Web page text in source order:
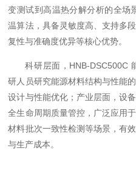
变测试到高温热分解分析的全场
温算法，具备灵敏度高、支持多
复性与准确度优异等核心优势。
科研层面，HNB-DSC500C
研人员研究能源材料结构与性能
设计与性能优化；产业层面，设
全生命周期质量管控，广泛应用
材料批次一致性检测等场景，有
与生产成本。